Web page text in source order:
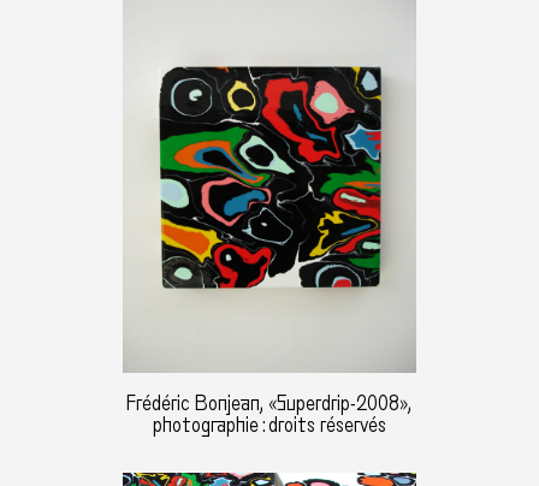
Frédéric Bonjean, «Superdrip-2008»,
photographie : droits réservés